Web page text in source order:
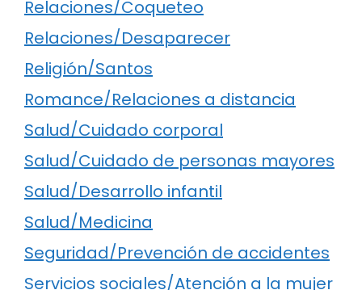
Relaciones/Coqueteo
Relaciones/Desaparecer
Religión/Santos
Romance/Relaciones a distancia
Salud/Cuidado corporal
Salud/Cuidado de personas mayores
Salud/Desarrollo infantil
Salud/Medicina
Seguridad/Prevención de accidentes
Servicios sociales/Atención a la mujer